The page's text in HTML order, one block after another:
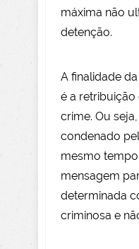
máxima não
detenção.
A finalidade
é a
crime. Ou
condenado
mesmo
mensagem
determinada
criminosa e